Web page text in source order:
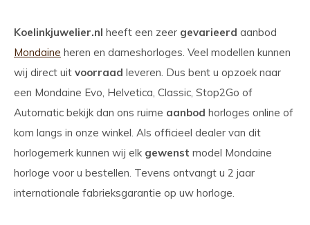
Koelinkjuwelier.nl heeft een zeer gevarieerd aanbod
Mondaine heren en dameshorloges. Veel modellen kunnen
wij direct uit voorraad leveren. Dus bent u opzoek naar
een Mondaine Evo, Helvetica, Classic, Stop2Go of
Automatic bekijk dan ons ruime aanbod horloges online of
kom langs in onze winkel. Als officieel dealer van dit
horlogemerk kunnen wij elk gewenst model Mondaine
horloge voor u bestellen. Tevens ontvangt u 2 jaar
internationale fabrieksgarantie op uw horloge.